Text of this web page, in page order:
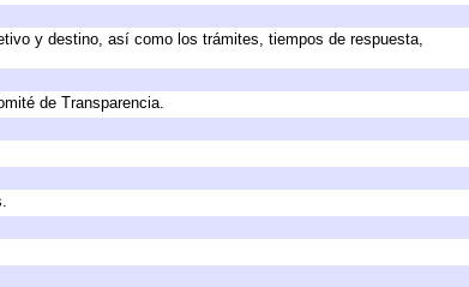
y destino, así como los trámites, tiempos de respuesta,
de Transparencia.